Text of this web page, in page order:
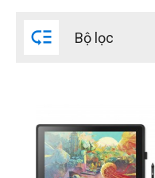
 Bộ lọc